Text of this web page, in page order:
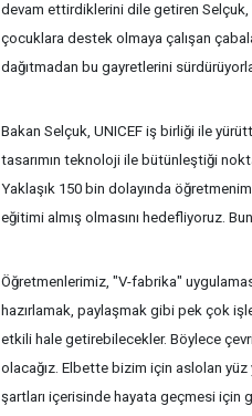
devam ettirdiklerini dile getiren Selçuk,
çocuklara destek olmaya çalışan
dağıtmadan bu gayretlerini
Bakan Selçuk, UNICEF iş birliği ile
tasarımın teknoloji ile bütünleştiği
Yaklaşık 150 bin dolayında
eğitimi almış olmasını hedefliyoruz.
Öğretmenlerimiz, "V-fabrika"
hazırlamak, paylaşmak gibi pek çok
etkili hale getirebilecekler. Böylece
olacağız. Elbette bizim için aslolan
şartları içerisinde hayata geçmesi için